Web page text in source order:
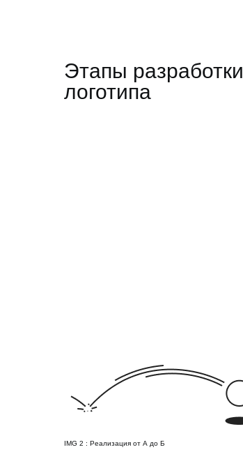
IMG 2 : Реализация от А до Б
Этапы разработки
логотипа